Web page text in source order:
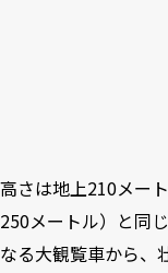
高さは地上210メー
250メートル）と同
なる大観覧車から、